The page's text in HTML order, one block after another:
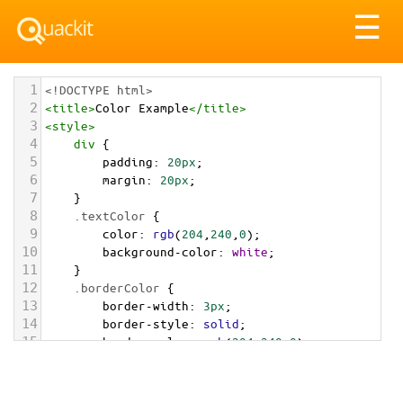
☰
1 <!DOCTYPE html>
2 <title>Color Example</title>
3 <style>
4 div {
5 padding: 20px;
6 margin: 20px;
7 }
8 .textColor {
9 color: rgb(204 240 0);
10 background-color: white;
11 }
12 .borderColor {
13 border-width: 3px;
14 border-style: solid;
15 border-color: rgb(204,240,0);